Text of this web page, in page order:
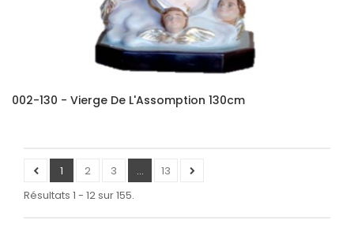
002-130 - Vierge De L'Assomption 130cm
1 2 3 ...
13
Résultats 1 - 12 sur 155.